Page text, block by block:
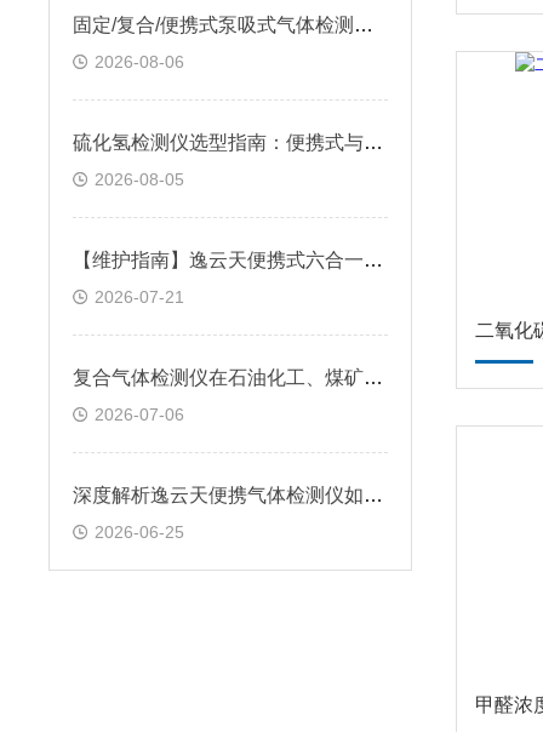
固定/复合/便携式泵吸式气体检测仪怎么挑？质量稳定售后靠谱，看逸云天
2026-08-06
硫化氢检测仪选型指南：便携式与固定式怎么选？逸云天自研方案给出答案
2026-08-05
【维护指南】逸云天便携式六合一气体检测仪日常巡检与维保要点
2026-07-21
复合气体检测仪在石油化工、煤矿、冶金和制药等行业的作用
2026-07-06
深度解析逸云天便携气体检测仪如何实现高效、精准与安全守护
2026-06-25
二氧化
甲醛浓